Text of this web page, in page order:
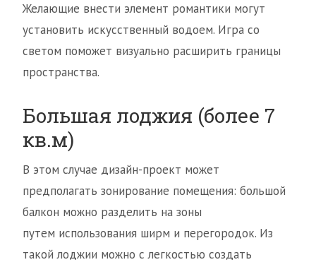
Желающие внести элемент романтики могут
установить искусственный водоем. Игра со
светом поможет визуально расширить границы
пространства.
Большая лоджия (более 7
кв.м)
В этом случае дизайн-проект может
предполагать зонирование помещения: большой
балкон можно разделить на зоны
путем использования ширм и перегородок. Из
такой лоджии можно с легкостью создать